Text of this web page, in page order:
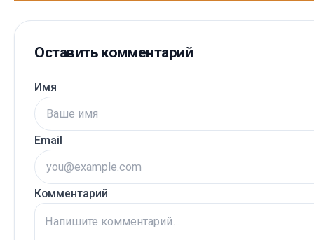
Оставить комментарий
Имя
Email
Комментарий